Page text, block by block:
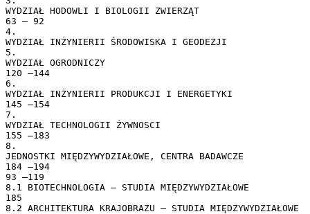
WYDZIAŁ HODOWLI I BIOLOGII ZWIERZĄT
63 – 92
4.
WYDZIAŁ INŻYNIERII ŚRODOWISKA I GEODEZJI
5.
WYDZIAŁ OGRODNICZY
120 –144
6.
WYDZIAŁ INŻYNIERII PRODUKCJI I ENERGETYKI
145 –154
7.
WYDZIAŁ TECHNOLOGII ŻYWNOSCI
155 –183
8.
JEDNOSTKI MIĘDZYWYDZIAŁOWE, CENTRA BADAWCZE
184 –194
93 –119
8.1 BIOTECHNOLOGIA – STUDIA MIĘDZYWYDZIAŁOWE
185
8.2 ARCHITEKTURA KRAJOBRAZU – STUDIA MIĘDZYWYDZIAŁOWE